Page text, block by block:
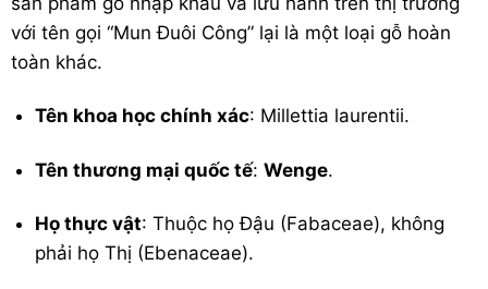
với tên gọi “Mun Đuôi Công” lại là một loại gỗ hoàn
toàn khác.
Tên khoa học chính xác: Millettia laurentii.
Tên thương mại quốc tế:Wenge.
Họ thực vật: Thuộc họ Đậu (Fabaceae), không
phải họ Thị (Ebenaceae).